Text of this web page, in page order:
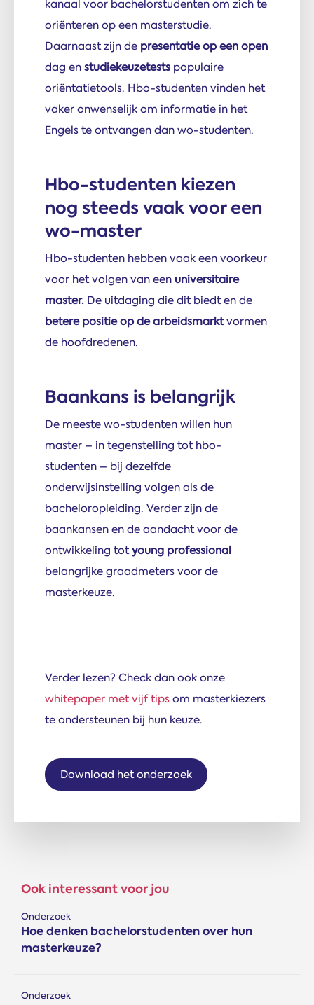
kanaal voor bachelorstudenten om zich te
oriënteren op een masterstudie.
Daarnaast zijn de presentatie op een open
dag enstudiekeuzetests populaire
oriëntatietools. Hbo-studenten vinden het
vaker onwenselijk om informatie in het
Engels te ontvangen dan wo-studenten.
Hbo-studenten kiezen
nog steeds vaak voor een
wo-master
Hbo-studenten hebben vaak een voorkeur
voor het volgen van een universitaire
master. De uitdaging die dit biedt en de
betere positie op de arbeidsmarktvormen
de hoofdredenen.
Baankans is belangrijk
De meeste wo-studenten willen hun
master – in tegenstelling tot hbo-
studenten – bij dezelfde
onderwijsinstelling volgen als de
bacheloropleiding. Verder zijn de
baankansen en de aandacht voor de
ontwikkeling totyoung professional
belangrijke graadmeters voor de
masterkeuze.
Verder lezen? Check dan ook onze
whitepaper met vijf tipsom masterkiezers
te ondersteunen bij hun keuze.
Download het onderzoek
Ook interessant voor jou
Onderzoek
Hoe denken bachelorstudenten over hun
masterkeuze?
Onderzoek